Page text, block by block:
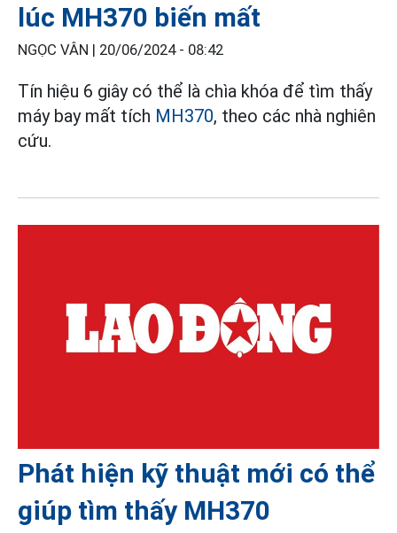
lúc MH370 biến mất
NGỌC VÂN | 20/06/2024 - 08:42
Tín hiệu 6 giây có thể là chìa khóa để tìm thấy
máy bay mất tích MH370, theo các nhà nghiên
cứu.
Phát hiện kỹ thuật mới có thể
giúp tìm thấy MH370